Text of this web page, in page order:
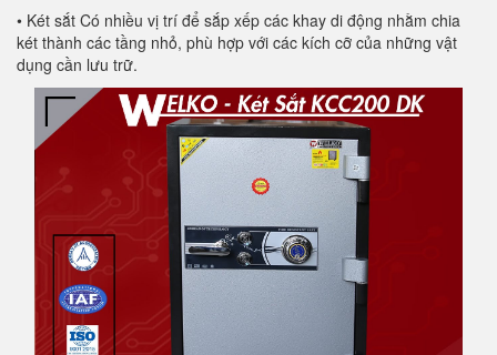
• Két sắt Có nhiều vị trí để sắp xếp các khay di động nhằm chia
két thành các tầng nhỏ, phù hợp với các kích cỡ của những vật
dụng cần lưu trữ.